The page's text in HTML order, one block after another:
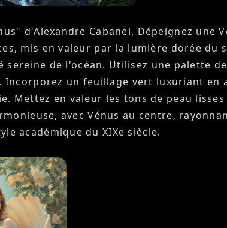
d'Alexandre Cabanel. Dépeignez une
mis en valeur par la lumière dorée du
de l'océan. Utilisez une palette
un feuillage vert luxuriant en
en valeur les tons de peau lisses
avec Vénus au centre,
académique du XIXe siècle.